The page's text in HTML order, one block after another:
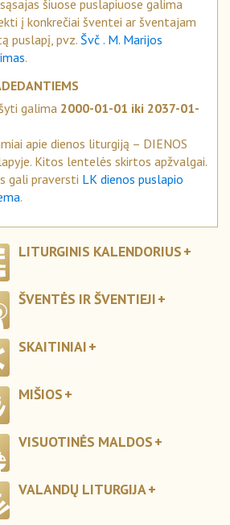
šiuose puslapiuose galima
į konkrečiai šventei ar šventajam
puslapį, pvz. Švč . M. Marijos
.
galima 2000-01-01 iki 2037-01-
apie dienos liturgiją – DIENOS
Kitos lentelės skirtos apžvalgai.
gali praversti LK dienos puslapio
.
LITURGINIS KALENDORIUS
ŠVENTĖS IR ŠVENTIEJI
SKAITINIAI
MIŠIOS
VISUOTINĖS MALDOS
VALANDŲ LITURGIJA